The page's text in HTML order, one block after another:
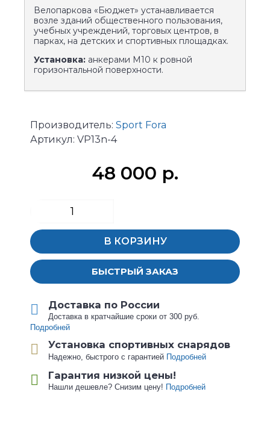
Велопаркова «Бюджет» устанавливается
возле зданий общественного пользования,
учебных учреждений, торговых центров, в
парках, на детских и спортивных площадках.
Установка: анкерами М10 к ровной
горизонтальной поверхности.
Производитель: Sport Fora
Артикул: VP13n-4
48 000 р.
В КОРЗИНУ
БЫСТРЫЙ ЗАКАЗ
Доставка по России
Доставка в кратчайшие сроки от 300 руб.
Подробней
Установка спортивных снарядов
Надежно, быстрого с гарантией Подробней
Гарантия низкой цены!
Нашли дешевле? Снизим цену! Подробней